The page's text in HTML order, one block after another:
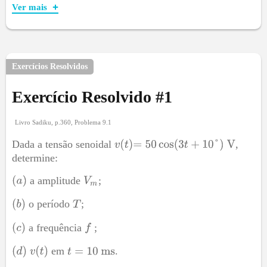
fonte de tensão alternada da seguinte forma
Aplicando a lei de Ohm encontraremos a corrente que
circula pelo resistor,
Logo,
Ver mais
Exercícios Resolvidos
Exercício Resolvido #1
Livro Sadiku, p.360, Problema 9.1
Dada a tensão senoidal
,
determine:
a amplitude
;
o período
;
a frequência
;
em
.